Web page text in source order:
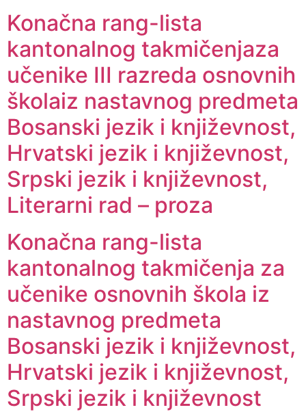
Konačna rang-lista
kantonalnog takmičenjaza
učenike III razreda osnovnih
školaiz nastavnog predmeta
Bosanski jezik i književnost,
Hrvatski jezik i književnost,
Srpski jezik i književnost,
Literarni rad – proza
Konačna rang-lista
kantonalnog takmičenja za
učenike osnovnih škola iz
nastavnog predmeta
Bosanski jezik i književnost,
Hrvatski jezik i književnost,
Srpski jezik i književnost